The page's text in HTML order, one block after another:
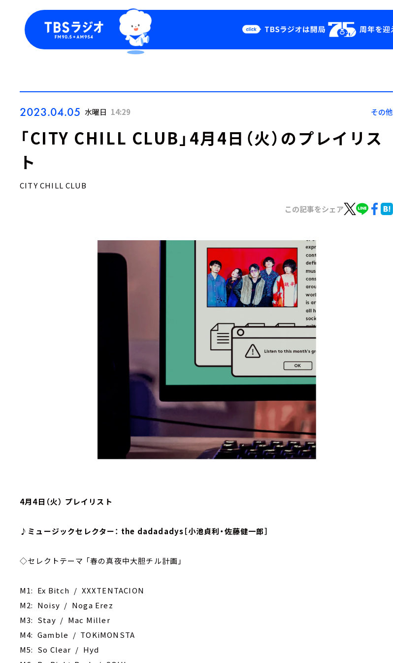
Podcast
YouTube
2023.04.05 水曜日 14:29 その他
「CITY CHILL CLUB」4月4日（火）のプレイリス
ト
CITY CHILL CLUB
この記事をシェア
4月4日（火） プレイリスト
♪ミュージックセレクター： the dadadadys［小池貞利・佐藤健一郎］
◇セレクトテーマ 「春の真夜中大胆チル計画」
M1: Ex Bitch / XXXTENTACION
M2: Noisy / Noga Erez
M3: Stay / Mac Miller
M4: Gamble / TOKiMONSTA
M5: So Clear / Hyd